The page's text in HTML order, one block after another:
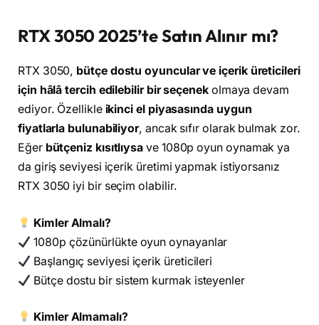
RTX 3050 2025’te Satın Alınır mı?
RTX 3050, bütçe dostu oyuncular ve içerik üreticileri
için hâlâ tercih edilebilir bir seçenekolmaya devam
ediyor. Özellikle ikinci el piyasasında uygun
fiyatlarla bulunabiliyor, ancak sıfır olarak bulmak zor.
Eğer bütçeniz kısıtlıysa ve 1080p oyun oynamak ya
da giriş seviyesi içerik üretimi yapmak istiyorsanız
RTX 3050 iyi bir seçim olabilir.
Kimler Almalı?
1080p çözünürlükte oyun oynayanlar
Başlangıç seviyesi içerik üreticileri
Bütçe dostu bir sistem kurmak isteyenler
Kimler Almamalı?